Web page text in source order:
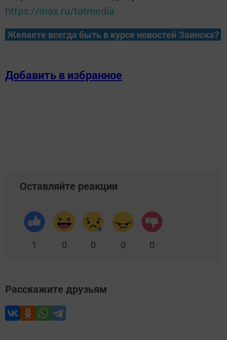
https://max.ru/tatmedia
Желаете всегда быть в курсе новостей Заинска?
Добавить в избранное
Оставляйте реакции
1 0 0 0 0
Расскажите друзьям